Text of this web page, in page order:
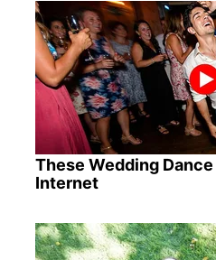
These Wedding
Internet